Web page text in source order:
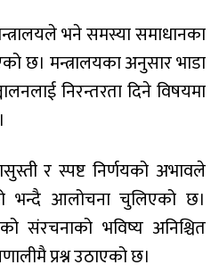
भने समस्या समाधानका
छ। मन्त्रालयका अनुसार भाडा
निरन्तरता दिने विषयमा
र स्पष्ट निर्णयको अभावले
भन्दै आलोचना चुलिएको छ।
संरचनाको भविष्य अनिश्चित
प्रश्न उठाएको छ।